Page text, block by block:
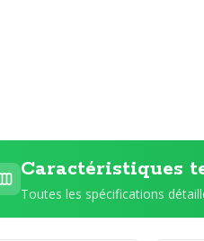
Caractéristiques
Toutes les spécifications